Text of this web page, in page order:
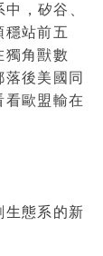
，矽谷、
穩站前五
獨角獸數
後美國同
看歐盟輸在
生態系的新